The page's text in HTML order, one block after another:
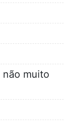
não muito